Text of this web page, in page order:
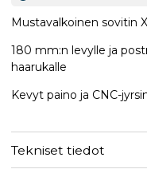
Mustavalkoinen sovitin
180 mm:n levylle ja
haarukalle
Kevyt paino ja CNC-
Tekniset tiedot